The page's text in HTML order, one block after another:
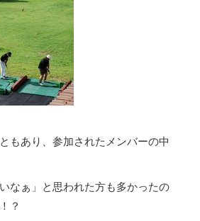
もあり、参加されたメンバーの中
なぁ」と思われた方も多かったの
？